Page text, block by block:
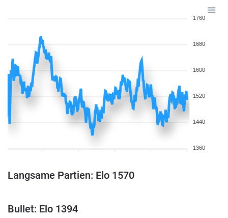
1760
1680
1600
1520
1440
1360
Langsame Partien: Elo 1570
Bullet: Elo 1394